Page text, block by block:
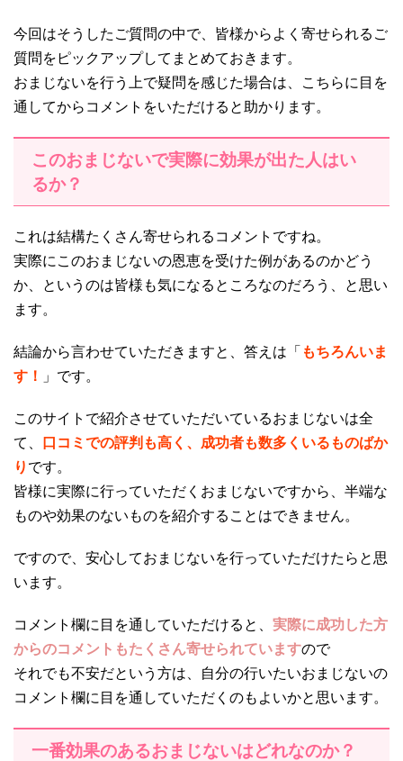
今回はそうしたご質問の中で、皆様からよく寄せられるご
質問をピックアップしてまとめておきます。
おまじないを行う上で疑問を感じた場合は、こちらに目を
通してからコメントをいただけると助かります。
このおまじないで実際に効果が出た人はい
るか？
これは結構たくさん寄せられるコメントですね。
実際にこのおまじないの恩恵を受けた例があるのかどう
か、というのは皆様も気になるところなのだろう、と思い
ます。
結論から言わせていただきますと、答えは「 もちろんいま
す！
」です。
このサイトで紹介させていただいているおまじないは全
て、
口コミでの評判も高く、成功者も数多くいるものばか
り です。
皆様に実際に行っていただくおまじないですから、半端な
ものや効果のないものを紹介することはできません。
ですので、安心しておまじないを行っていただけたらと思
います。
コメント欄に目を通していただけると、 実際に成功した方
からのコメントもたくさん寄せられていますので
それでも不安だという方は、自分の行いたいおまじないの
コメント欄に目を通していただくのもよいかと思います。
一番効果のあるおまじないはどれなのか？